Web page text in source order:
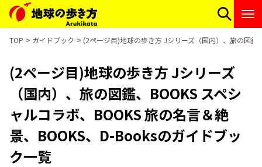
TOP ガイドブック (2ページ目)地球の歩き方 Jシリーズ（国内）、旅の図
(2ページ目)地球の歩き方 Jシリーズ
（国内）、旅の図鑑、BOOKS スペシ
ャルコラボ、BOOKS 旅の名言＆絶
景、BOOKS、D-Booksのガイドブッ
ク一覧